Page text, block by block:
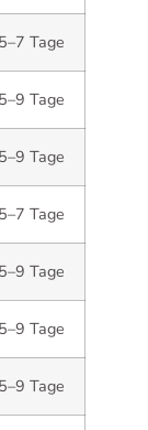
5–7 Tage
5–9 Tage
5–9 Tage
5–7 Tage
5–9 Tage
5–9 Tage
5–9 Tage